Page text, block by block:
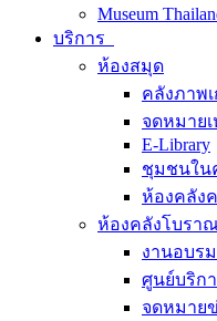
Museum
บริการ
ห้องสมุด
คลังภาพเ
จดหมาย
E-Library
ชุมชนใน
ห้องคลัง
ห้องคลังโบรา
งานอบร
ศูนย์บริก
จดหมาย